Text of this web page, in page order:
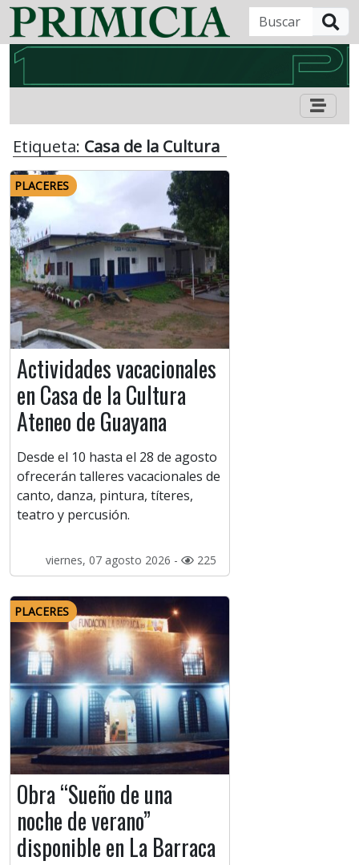
Etiqueta: Casa de la Cultura
PLACERES
Actividades vacacionales
en Casa de la Cultura
Ateneo de Guayana
Desde el 10 hasta el 28 de agosto
ofrecerán talleres vacacionales de
canto, danza, pintura, títeres,
teatro y percusión.
viernes, 07 agosto 2026 - 225
PLACERES
Obra “Sueño de una
noche de verano”
disponible en La Barraca